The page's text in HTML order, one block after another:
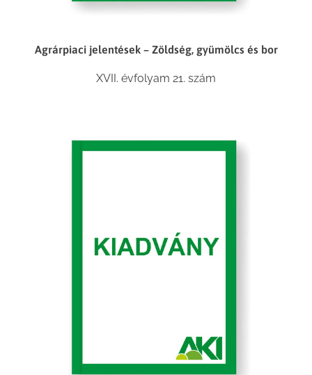
Agrárpiaci jelentések – Zöldség, gyümölcs és bor
XVII. évfolyam 21. szám